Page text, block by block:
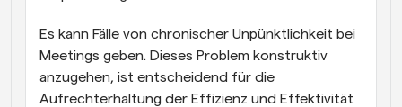
Es kann Fälle von chronischer Unpünktlichkeit bei
Meetings geben. Dieses Problem konstruktiv
anzugehen, ist entscheidend für die
Aufrechterhaltung der Effizienz und Effektivität